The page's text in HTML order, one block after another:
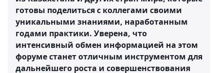
готовы поделиться с коллегами своими
уникальными знаниями, наработанным
годами практики. Уверена, что
интенсивный обмен информацией на этом
форуме станет отличным инструментом для
дальнейшего роста и совершенствования